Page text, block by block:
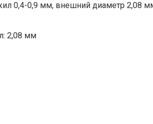
0,4-0,9 мм, внешний диаметр 2,08
2,08 мм